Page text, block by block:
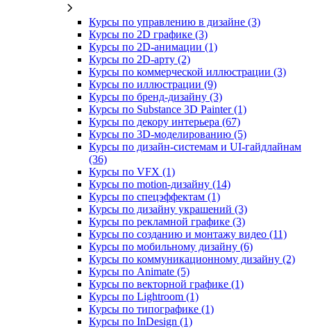
Курсы по управлению в дизайне (3)
Курсы по 2D графике (3)
Курсы по 2D‑анимации (1)
Курсы по 2D‑арту (2)
Курсы по коммерческой иллюстрации (3)
Курсы по иллюстрации (9)
Курсы по бренд‑дизайну (3)
Курсы по Substance 3D Painter (1)
Курсы по декору интерьера (67)
Курсы по 3D‑моделированию (5)
Курсы по дизайн-системам и UI-гайдлайнам
(36)
Курсы по VFX (1)
Курсы по motion-дизайну (14)
Курсы по спецэффектам (1)
Курсы по дизайну украшений (3)
Курсы по рекламной графике (3)
Курсы по созданию и монтажу видео (11)
Курсы по мобильному дизайну (6)
Курсы по коммуникационному дизайну (2)
Курсы по Animate (5)
Курсы по векторной графике (1)
Курсы по Lightroom (1)
Курсы по типографике (1)
Курсы по InDesign (1)